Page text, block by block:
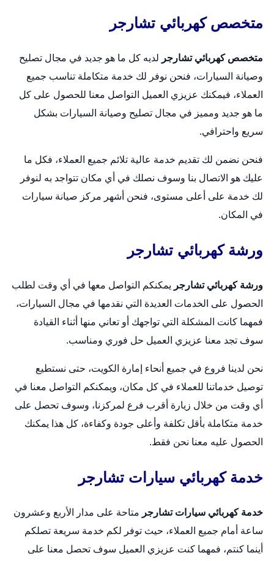
متخصص كهربائي تشارجر
متخصص كهربائي تشارجر لديه كل ما هو جديد في مجال تصليح
وصيانة السيارات، فنحن نوفر لك خدمة متكاملة تناسب جميع
العملاء، فيمكنك عزيزي العميل التواصل معنا للحصول على كل
ما هو جديد ومميز في مجال تصليح وصيانة السيارات بشكل
سريع واحترافي.
فنحن نضمن لك تقديم خدمة عالية تلائم جميع العملاء، فكل ما
عليك هو الاتصال بنا وسوف نصلك في أي مكان تتواجد به لنوفر
لك خدمة على أعلى مستوى، فنحن أشهر مركز صيانة سيارات
في المكان.
ورشة كهربائي تشارجر
ورشة كهربائي تشارجر يمكنكم التواصل معها في أي وقت لطلب
الحصول على الخدمات العديدة التي نقدمها في مجال السيارات،
فمهما كانت المشكلة التي تواجهك أو تعاني منها أثناء القيادة
سوف تجد معنا عزيزي العميل حل فوري ومناسب.
نحن لدينا فروع في جميع أنحاء إمارة الكويت، حتى نستطيع
توصيل خدماتنا للعملاء في كل مكان، ويمكنكم التواصل معنا في
أي وقت من خلال زيارة أقرب فرع لمركزنا، وسوف تحصل على
خدمة متكاملة بأقل تكلفة وأعلى جودة وكفاءة، كل هذا يمكنك
الحصول عليه معنا نحن فقط.
خدمة كهربائي سيارات تشارجر
خدمة كهربائي سيارات تشارجر متاحة على مدار الأربع وعشرون
ساعة أمام جميع العملاء، حيث توفر لكم خدمة سريعة تصلكم
أينما كنتم، فمهما كنت عزيزي العميل سوف تحصل معنا على